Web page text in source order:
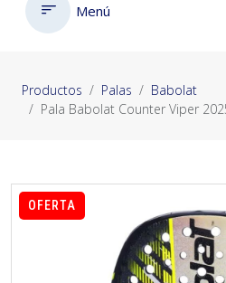
Menú
Productos Palas
Babolat
Pala Babolat Counter Viper
OFERTA